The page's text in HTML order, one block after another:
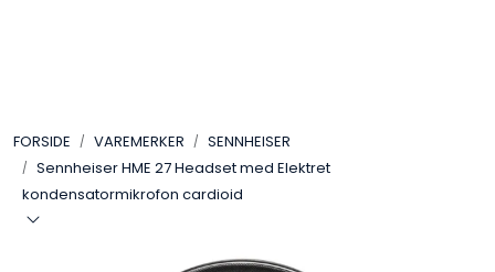
FORSIDE VAREMERKER
SENNHEISER
Sennheiser HME 27 Headset med Elektret
kondensatormikrofon cardioid
LYD
LYS